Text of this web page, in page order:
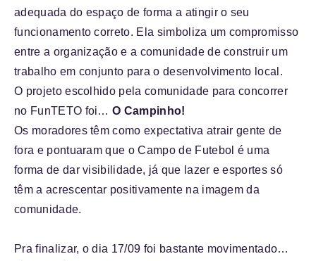
adequada do espaço de forma a atingir o seu
funcionamento correto. Ela simboliza um compromisso
entre a organização e a comunidade de construir um
trabalho em conjunto para o desenvolvimento local.
O projeto escolhido pela comunidade para concorrer
no FunTETO foi…O Campinho!
Os moradores têm como expectativa atrair gente de
fora e pontuaram que o Campo de Futebol é uma
forma de dar visibilidade, já que lazer e esportes só
têm a acrescentar positivamente na imagem da
comunidade.
Pra finalizar, o dia 17/09 foi bastante movimentado…